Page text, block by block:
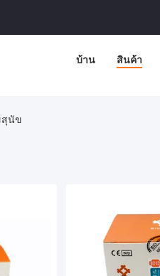
บ้าน สินค้า
นัข